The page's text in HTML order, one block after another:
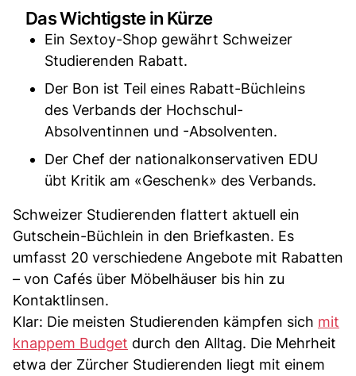
Das Wichtigste in Kürze
Ein Sextoy-Shop gewährt Schweizer
Studierenden Rabatt.
Der Bon ist Teil eines Rabatt-Büchleins
des Verbands der Hochschul-
Absolventinnen und -Absolventen.
Der Chef der nationalkonservativen EDU
übt Kritik am «Geschenk» des Verbands.
Schweizer Studierenden flattert aktuell ein
Gutschein-Büchlein in den Briefkasten. Es
umfasst 20 verschiedene Angebote mit Rabatten
– von Cafés über Möbelhäuser bis hin zu
Kontaktlinsen.
Klar: Die meisten Studierenden kämpfen sich mit
knappem Budget durch den Alltag. Die Mehrheit
etwa der Zürcher Studierenden liegt mit einem